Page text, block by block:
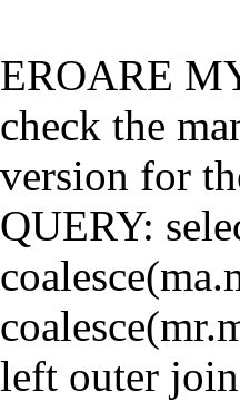
EROARE
check the
version for
QUERY:
left outer